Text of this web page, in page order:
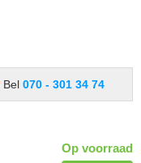
Bel 070 - 301 34 74
Op voorraad